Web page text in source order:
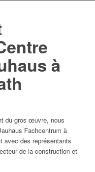
à
du gros œuvre, nous
Fachcentrum à
avec des représentants
de la construction et